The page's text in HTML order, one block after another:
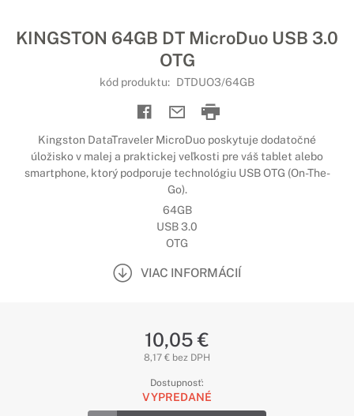
KINGSTON 64GB DT MicroDuo USB 3.0
OTG
kód produktu: DTDUO3/64GB
Kingston DataTraveler MicroDuo poskytuje dodatočné
úložisko v malej a praktickej veľkosti pre váš tablet alebo
smartphone, ktorý podporuje technológiu USB OTG (On-The-
Go).
64GB
USB 3.0
OTG
VIAC INFORMÁCIÍ
10,05 €
8,17 € bez DPH
Dostupnosť:
VYPREDANÉ